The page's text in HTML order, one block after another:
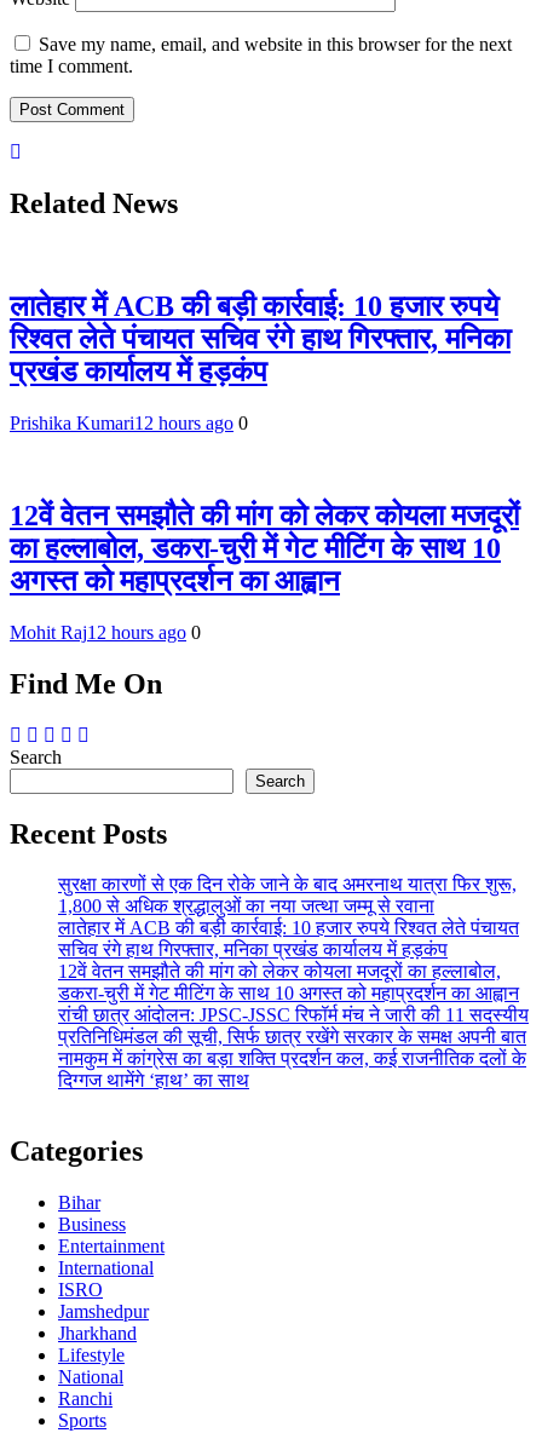
Save my name, email, and website in this browser for the next
time I comment.
Related News
लातेहार में ACB की बड़ी कार्रवाई: 10 हजार रुपये
रिश्वत लेते पंचायत सचिव रंगे हाथ गिरफ्तार, मनिका
प्रखंड कार्यालय में हड़कंप
Prishika Kumari12 hours ago 0
12वें वेतन समझौते की मांग को लेकर कोयला मजदूरों
का हल्लाबोल, डकरा-चुरी में गेट मीटिंग के साथ 10
अगस्त को महाप्रदर्शन का आह्वान
Mohit Raj12 hours ago 0
Find Me On
Search
Search
Recent Posts
सुरक्षा कारणों से एक दिन रोके जाने के बाद अमरनाथ यात्रा फिर शुरू,
1,800 से अधिक श्रद्धालुओं का नया जत्था जम्मू से रवाना
लातेहार में ACB की बड़ी कार्रवाई: 10 हजार रुपये रिश्वत लेते पंचायत
सचिव रंगे हाथ गिरफ्तार, मनिका प्रखंड कार्यालय में हड़कंप
12वें वेतन समझौते की मांग को लेकर कोयला मजदूरों का हल्लाबोल,
डकरा-चुरी में गेट मीटिंग के साथ 10 अगस्त को महाप्रदर्शन का आह्वान
रांची छात्र आंदोलन: JPSC-JSSC रिफॉर्म मंच ने जारी की 11 सदस्यीय
प्रतिनिधिमंडल की सूची, सिर्फ छात्र रखेंगे सरकार के समक्ष अपनी बात
नामकुम में कांग्रेस का बड़ा शक्ति प्रदर्शन कल, कई राजनीतिक दलों के
दिग्गज थामेंगे ‘हाथ’ का साथ
Categories
Bihar
Business
Entertainment
International
ISRO
Jamshedpur
Jharkhand
Lifestyle
National
Ranchi
Sports